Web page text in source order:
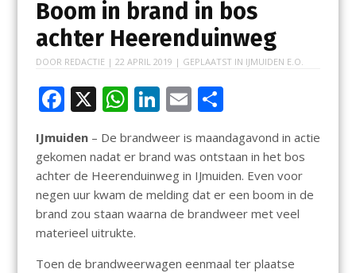
Boom in brand in bos
achter Heerenduinweg
DOOR REDACTIE | 22 APRIL 2019 | GEPLAATST IN IJMUIDEN E.O.
F
ac
e
b
o
o
k
X W
at
s
A
p
Li
k
e
dI
n
E
ai
l
D
el
e
n
IJmuiden– De brandweer is maandagavond in actie
gekomen nadat er brand was ontstaan in het bos
achter de Heerenduinweg in IJmuiden. Even voor
negen uur kwam de melding dat er een boom in de
brand zou staan waarna de brandweer met veel
materieel uitrukte.
Toen de brandweerwagen eenmaal ter plaatse